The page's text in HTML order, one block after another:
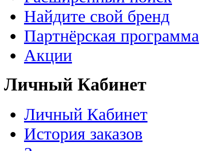
Найдите свой бренд
Партнёрская программа
Акции
Личный Кабинет
Личный Кабинет
История заказов